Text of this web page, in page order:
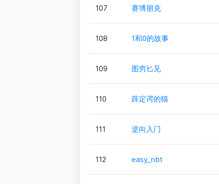
107 赛博朋克
108 1和0的故事
109 图穷匕见
110 薛定谔的猫
111 逆向入门
112 easy_nbt